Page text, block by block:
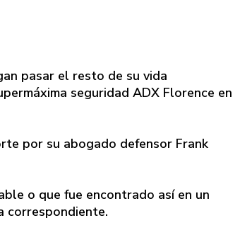
pasar el resto de su vida
seguridad ADX Florence en
por su abogado defensor Frank
o que fue encontrado así en un
correspondiente.